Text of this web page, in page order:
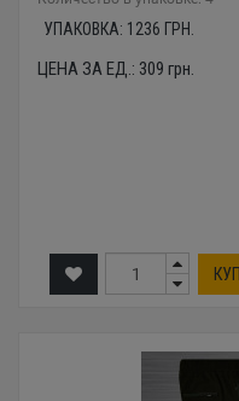
УПАКОВКА: 1236 ГРН.
ЦЕНА ЗА ЕД.: 309 грн.